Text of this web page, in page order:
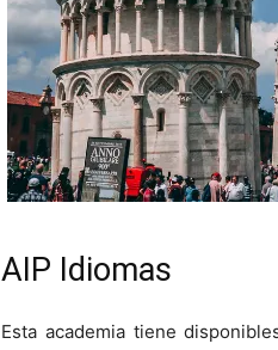
AIP Idiomas
Esta academia tiene